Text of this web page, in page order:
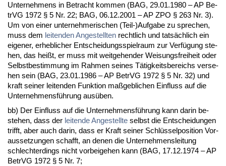
Un­ter­neh­mens in Be­tracht kom­men (BAG, 29.01.1980 – AP Be­
trVG 1972 § 5 Nr. 22; BAG, 06.12.2001 – AP ZPO § 263 Nr. 3).
Um von ei­ner un­ter­neh­me­ri­schen (Teil-)Auf­ga­be zu spre­chen,
muss dem lei­ten­den An­ge­stell­ten recht­lich und tatsächlich ein
ei­ge­ner, er­heb­li­cher Ent­schei­dungs­spiel­raum zur Verfügung ste­
hen, das heißt, er muss mit weit­ge­hen­der Wei­sungs­frei­heit oder
Selbst­be­stim­mung im Rah­men sei­nes Tätig­keits­be­reichs ver­se­
hen sein (BAG, 23.01.1986 – AP Be­trVG 1972 § 5 Nr. 32) und
kraft sei­ner lei­ten­den Funk­ti­on maßgeb­li­chen Ein­fluss auf die
Un­ter­neh­mensführung ausüben.
bb) Der Ein­fluss auf die Un­ter­neh­mensführung kann dar­in be­
ste­hen, dass der lei­ten­de An­ge­stell­te selbst die Ent­schei­dun­gen
trifft, aber auch dar­in, dass er Kraft sei­ner Schlüssel­po­si­ti­on Vor­
aus­set­zun­gen schafft, an de­nen die Un­ter­neh­mens­lei­tung
schlech­ter­dings nicht vor­bei­ge­hen kann (BAG, 17.12.1974 – AP
Be­trVG 1972 § 5 Nr. 7;